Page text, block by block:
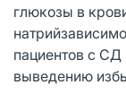
глюкозы в
пациентов с СД
выведению